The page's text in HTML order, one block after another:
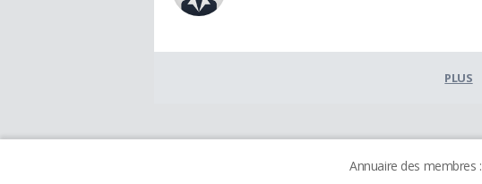
PLUS
Annuaire des membres :